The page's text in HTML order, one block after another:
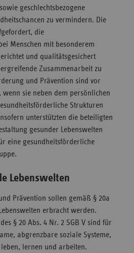
geschlechtsbezogene
zu vermindern. Die
die
Menschen mit besonderem
und qualitätsgesichert
Zusammenarbeit zu
und Prävention sind vor
sie neben dem persönlichen
Strukturen
unterstützten die beteiligten
gesunder Lebenswelten
eine gesundheitsförderliche
Lebenswelten
Prävention sollen gemäß § 20a
erbracht werden.
§ 20 Abs. 4 Nr. 2 SGB V sind für
abgrenzbare soziale Systeme,
lernen und arbeiten.